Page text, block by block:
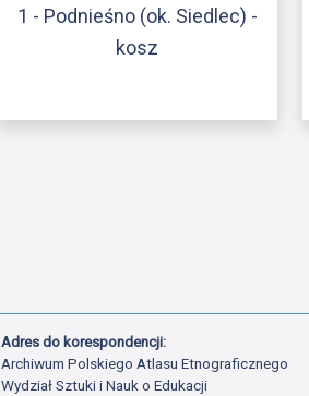
1 - Podnieśno (ok. Siedlec) -
kosz
Adres do korespondencji:
Archiwum Polskiego Atlasu Etnograficznego
Wydział Sztuki i Nauk o Edukacji